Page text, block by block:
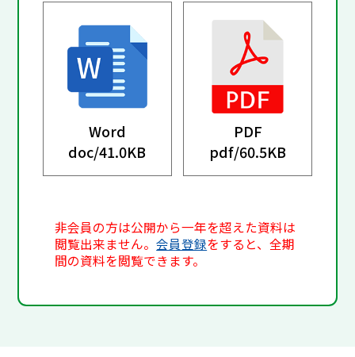
Word
doc/41.0KB
PDF
pdf/60.5KB
非会員の方は公開から一年を超えた資料は
閲覧出来ません。会員登録をすると、全期
間の資料を閲覧できます。